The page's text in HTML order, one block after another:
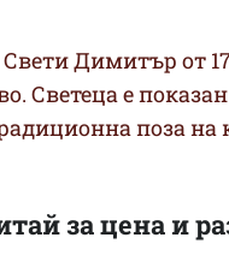
Димитър от
Светеца е
поза на
за цена и